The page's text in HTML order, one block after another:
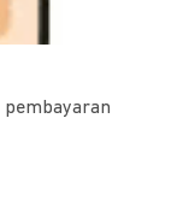
pembayaran